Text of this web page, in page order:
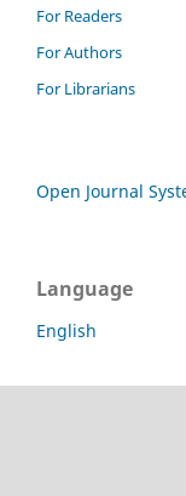
For Readers
For Authors
For Librarians
Open Journal
Language
English